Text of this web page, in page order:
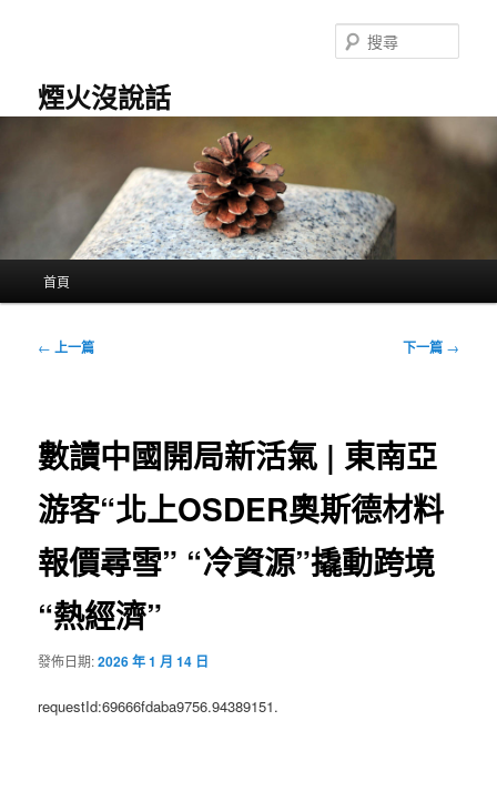
煙火沒說話
尋
首頁
文
← 上一篇 下一篇 →
數讀中國開局新活氣 | 東南亞
游客“北上OSDER奧斯德材料
報價尋雪” “冷資源”撬動跨境
“熱經濟”
發佈日期:2026 年 1 月 14 日
requestId:69666fdaba9756.94389151.